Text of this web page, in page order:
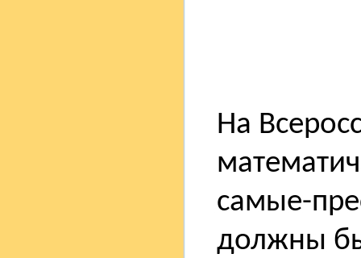
На
самые-
должны